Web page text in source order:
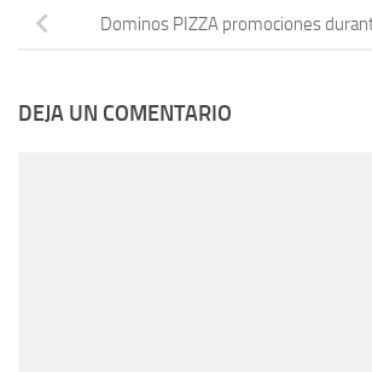
Dominos PIZZA promociones
DEJA UN COMENTARIO